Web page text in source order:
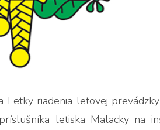
riadenia letovej
letiska Malacky na